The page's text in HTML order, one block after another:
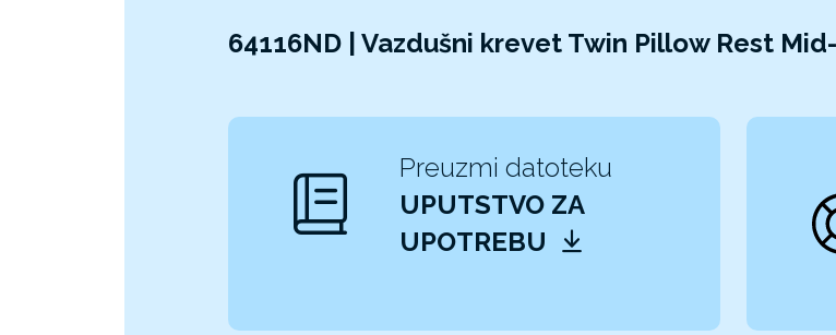
64116ND | Vazdušni krevet Twin Pillow Rest
Preuzmi datoteku
UPUTSTVO ZA
UPOTREBU